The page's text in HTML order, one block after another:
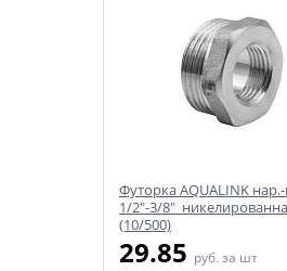
Футорка AQUALINK
1/2"-3/8"
(10/500)
29.85 руб. за шт